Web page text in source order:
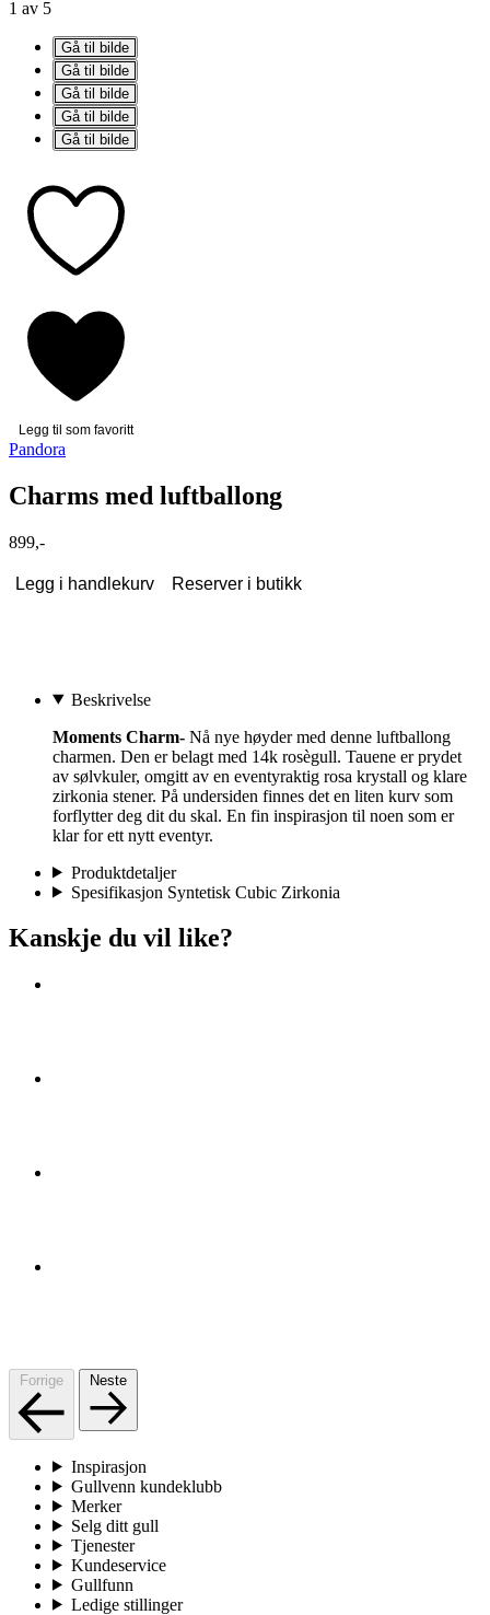
1 av 5
Gå til bilde
Gå til bilde
Gå til bilde
Gå til bilde
Gå til bilde
Legg til som favoritt
Pandora
Charms med luftballong
899,-
Legg i handlekurv Reserver i butikk
Beskrivelse
Moments Charm- Nå nye høyder med denne luftballong
charmen. Den er belagt med 14k rosègull. Tauene er prydet
av sølvkuler, omgitt av en eventyraktig rosa krystall og klare
zirkonia stener. På undersiden finnes det en liten kurv som
forflytter deg dit du skal. En fin inspirasjon til noen som er
klar for ett nytt eventyr.
Produktdetaljer
Spesifikasjon Syntetisk Cubic Zirkonia
Kanskje du vil like?
Forrige Neste
Inspirasjon
Gullvenn kundeklubb
Merker
Selg ditt gull
Tjenester
Kundeservice
Gullfunn
Ledige stillinger